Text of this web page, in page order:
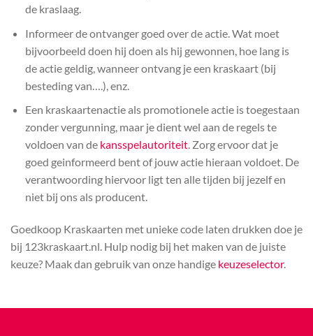
de kraslaag.
Informeer de ontvanger goed over de actie. Wat moet
bijvoorbeeld doen hij doen als hij gewonnen, hoe lang is
de actie geldig, wanneer ontvang je een kraskaart (bij
besteding van….), enz.
Een kraskaartenactie als promotionele actie is toegestaan
zonder vergunning, maar je dient wel aan de regels te
voldoen van de kansspelautoriteit. Zorg ervoor dat je
goed geinformeerd bent of jouw actie hieraan voldoet. De
verantwoording hiervoor ligt ten alle tijden bij jezelf en
niet bij ons als producent.
Goedkoop Kraskaarten met unieke code laten drukken doe je
bij 123kraskaart.nl. Hulp nodig bij het maken van de juiste
keuze? Maak dan gebruik van onze handige keuzeselector.